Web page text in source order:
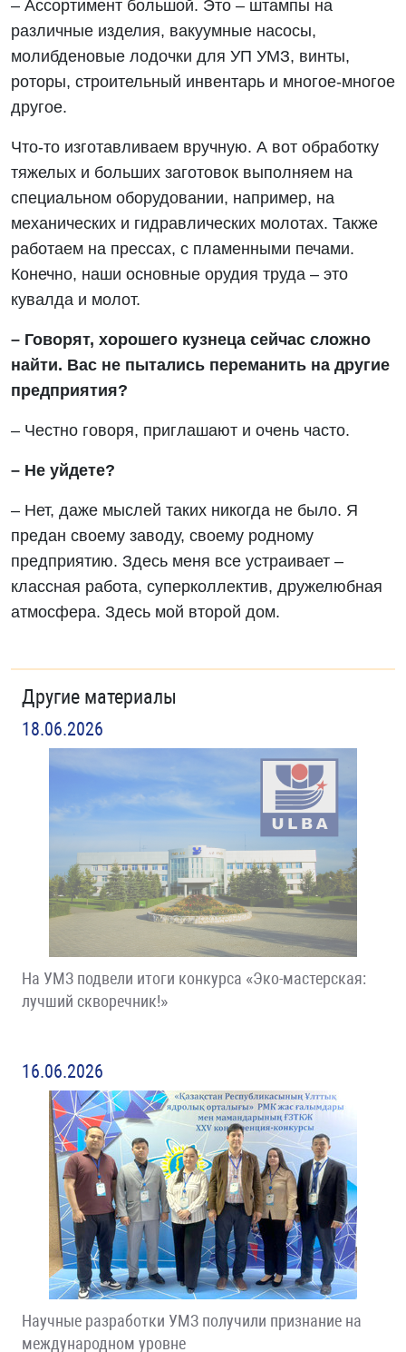
– Ассортимент большой. Это – штампы на
различные изделия, вакуумные насосы,
молибденовые лодочки для УП УМЗ, винты,
роторы, строительный инвентарь и многое-многое
другое.
Что-то изготавливаем вручную. А вот обработку
тяжелых и больших заготовок выполняем на
специальном оборудовании, например, на
механических и гидравлических молотах. Также
работаем на прессах, с пламенными печами.
Конечно, наши основные орудия труда – это
кувалда и молот.
– Говорят, хорошего кузнеца сейчас сложно
найти. Вас не пытались переманить на другие
предприятия?
– Честно говоря, приглашают и очень часто.
– Не уйдете?
– Нет, даже мыслей таких никогда не было. Я
предан своему заводу, своему родному
предприятию. Здесь меня все устраивает –
классная работа, суперколлектив, дружелюбная
атмосфера. Здесь мой второй дом.
Другие материалы
18.06.2026
На УМЗ подвели итоги конкурса «Эко-мастерская:
лучший скворечник!»
16.06.2026
Научные разработки УМЗ получили признание на
международном уровне